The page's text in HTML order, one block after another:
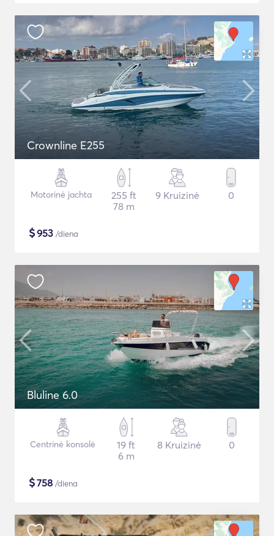
Crownline E255
Motorinė jachta
255 ft
78 m
9 Kruizinė 0
$953 /diena
Bluline 6.0
Centrinė konsolė
19 ft
6 m
8 Kruizinė 0
$758 /diena